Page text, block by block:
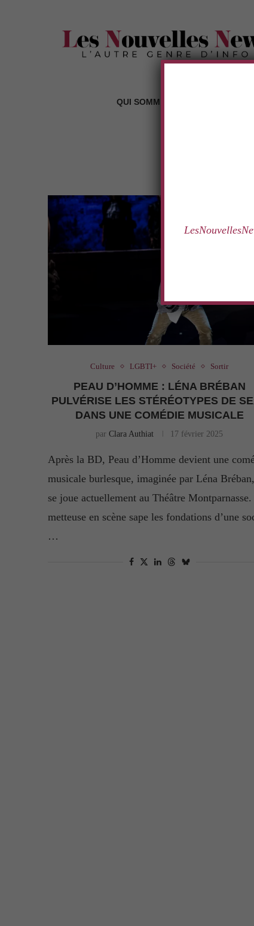
QUI SOMMES-NOUS ?
Culture LGBTI+ Société Sortir
PEAU D’HOMME : LÉNA BRÉBAN
PULVÉRISE LES STÉRÉOTYPES DE
DANS UNE COMÉDIE MUSICALE
parClara Authiat 17 février 2025
Après la BD, Peau d’Homme devient une
musicale burlesque, imaginée par Léna
se joue actuellement au Théâtre
metteuse en scène sape les fondations d’une
…